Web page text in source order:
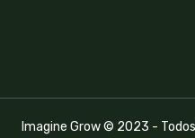
Imagine Grow © 2023 -